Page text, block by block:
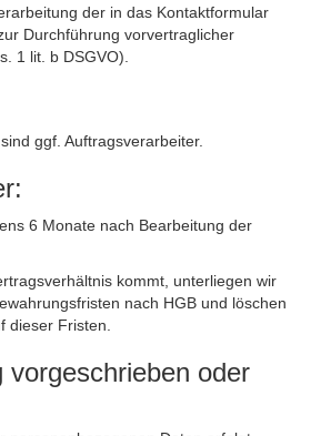
der in das Kontaktformular
Durchführung vorvertraglicher
1 lit. b DSGVO).
ggf. Auftragsverarbeiter.
6 Monate nach Bearbeitung der
kommt, unterliegen wir
nach HGB und löschen
dieser Fristen.
vorgeschrieben oder